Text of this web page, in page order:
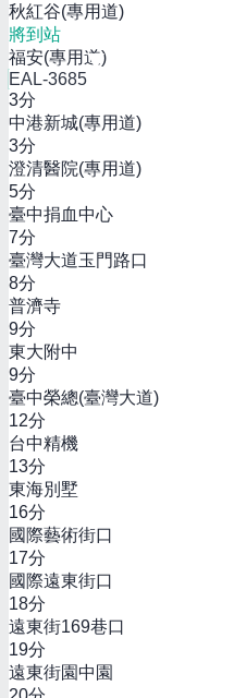
秋紅谷(專用道)
將到站
福安(專用道)
EAL-3685
3分
中港新城(專用道)
3分
澄清醫院(專用道)
5分
臺中捐血中心
7分
臺灣大道玉門路口
8分
普濟寺
9分
東大附中
9分
臺中榮總(臺灣大道)
12分
台中精機
13分
東海別墅
16分
國際藝術街口
17分
國際遠東街口
18分
遠東街169巷口
19分
遠東街園中園